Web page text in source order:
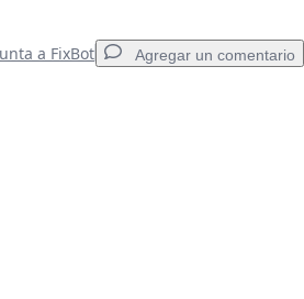
a FixBot Agregar un comentario